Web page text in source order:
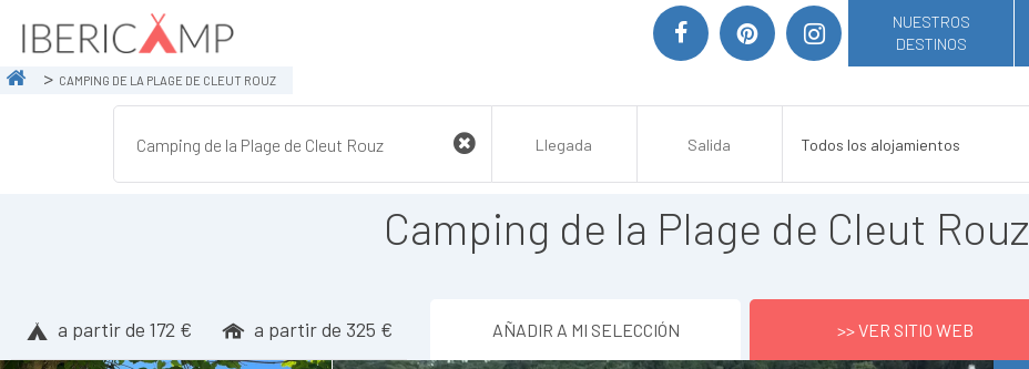
NUESTROS
DESTINOS
CAMPING DE LA PLAGE DE CLEUT ROUZ
Camping de la Plage de Cleut Rouz
a partir de 172 € a partir de 325 € AÑADIR A MI SELECCIÓN >> VER SITIO WEB